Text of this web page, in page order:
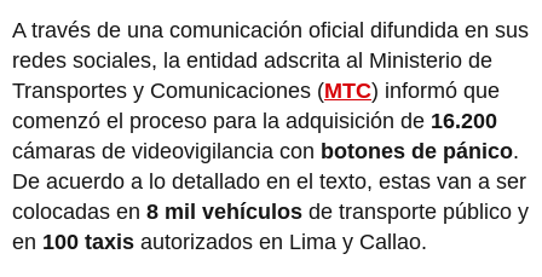
A través de una comunicación oficial difundida en sus
redes sociales, la entidad adscrita al Ministerio de
Transportes y Comunicaciones (MTC) informó que
comenzó el proceso para la adquisición de 16.200
cámaras de videovigilancia con botones de pánico.
De acuerdo a lo detallado en el texto, estas van a ser
colocadas en 8 mil vehículos de transporte público y
en 100 taxis autorizados en Lima y Callao.